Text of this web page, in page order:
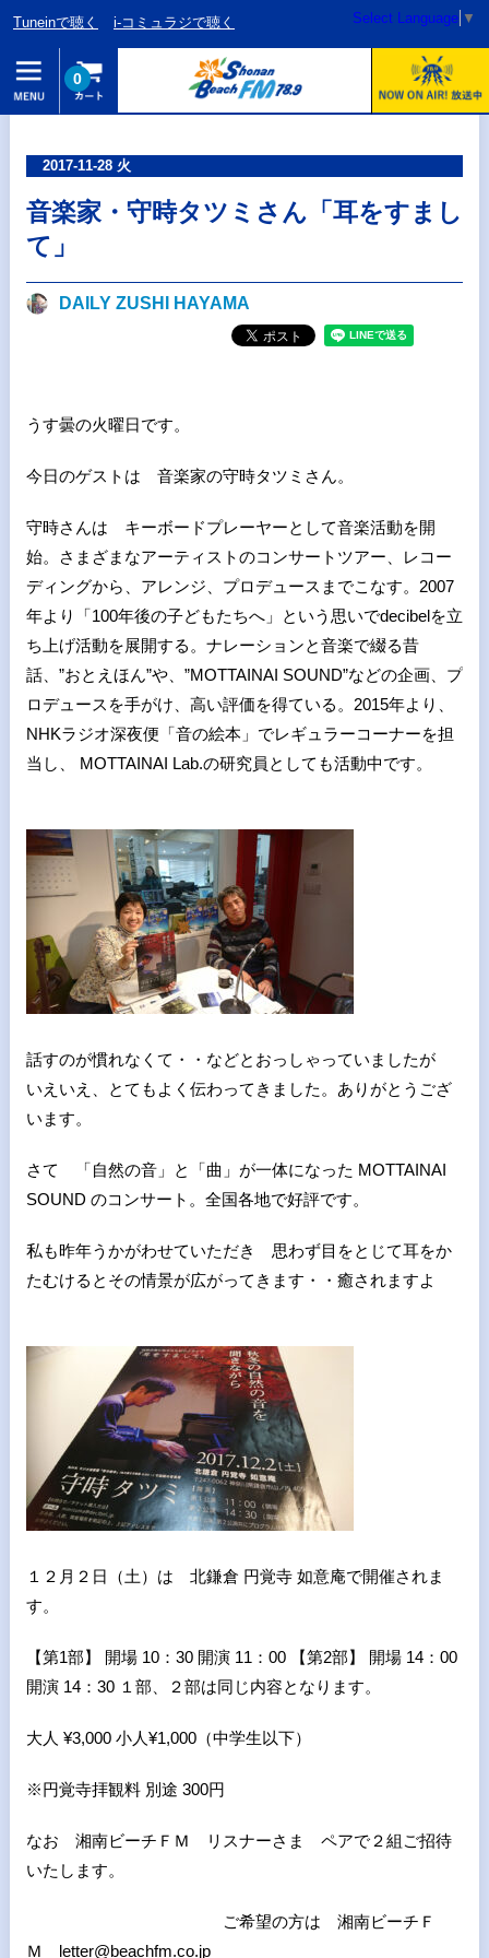
Tuneinで聴く i-コミュラジで聴く Select Language ▼
0
2017-11-28 火
音楽家・守時タツミさん「耳をすまし
て」
DAILY ZUSHI HAYAMA
うす曇の火曜日です。
今日のゲストは 音楽家の守時タツミさん。
守時さんは キーボードプレーヤーとして音楽活動を開
始。さまざまなアーティストのコンサートツアー、レコー
ディングから、アレンジ、プロデュースまでこなす。2007
年より「100年後の子どもたちへ」という思いでdecibelを立
ち上げ活動を展開する。ナレーションと音楽で綴る昔
話、”おとえほん”や、”MOTTAINAI SOUND”などの企画、プ
ロデュースを手がけ、高い評価を得ている。2015年より、
NHKラジオ深夜便「音の絵本」でレギュラーコーナーを担
当し、 MOTTAINAI Lab.の研究員としても活動中です。
話すのが慣れなくて・・などとおっしゃっていましたが
いえいえ、とてもよく伝わってきました。ありがとうござ
います。
さて 「自然の音」と「曲」が一体になった MOTTAINAI
SOUND のコンサート。全国各地で好評です。
私も昨年うかがわせていただき 思わず目をとじて耳をか
たむけるとその情景が広がってきます・・癒されますよ
１２月２日（土）は 北鎌倉 円覚寺 如意庵で開催されま
す。
【第1部】 開場 10：30 開演 11：00 【第2部】 開場 14：00
開演 14：30 １部、２部は同じ内容となります。
大人 ¥3,000 小人¥1,000（中学生以下）
※円覚寺拝観料 別途 300円
なお 湘南ビーチＦＭ リスナーさま ペアで２組ご招待
いたします。
ご希望の方は 湘南ビーチＦ
Ｍ letter@beachfm.co.jp